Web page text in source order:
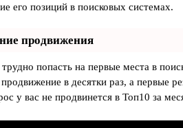
его позиций в поисковых системах.
продвижения
попасть на первые места в
продвижение в десятки раз, а первые
у вас не продвинется в Топ10 за